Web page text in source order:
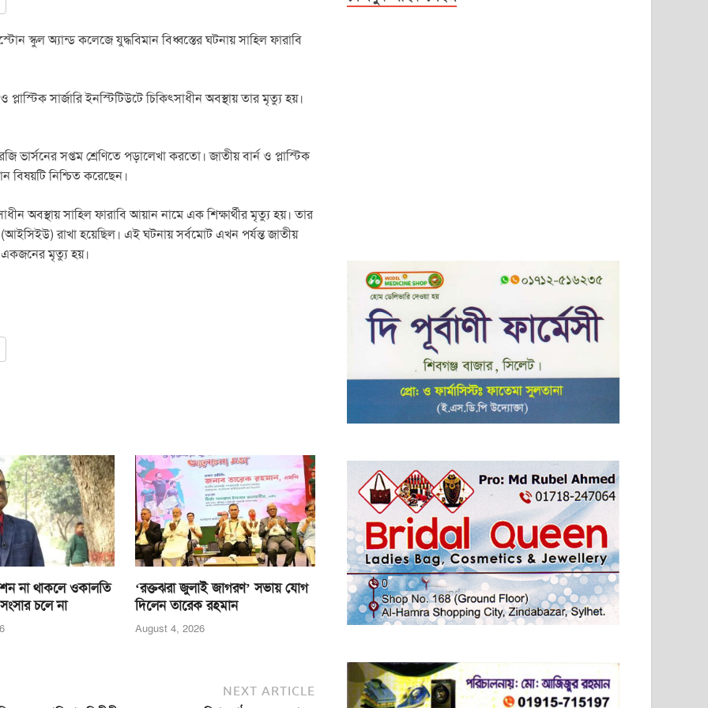
স্কুল অ্যান্ড কলেজে যুদ্ধবিমান বিধ্বস্তের ঘটনায় সাহিল ফারাবি
সার্জারি ইনস্টিটিউটে চিকিৎসাধীন অবস্থায় তার মৃত্যু হয়।
ভার্সনের সপ্তম শ্রেণিতে পড়ালেখা করতো। জাতীয় বার্ন ও প্লাস্টিক
বিষয়টি নিশ্চিত করেছেন।
অবস্থায় সাহিল ফারাবি আয়ান নামে এক শিক্ষার্থীর মৃত্যু হয়। তার
(আইসিইউ) রাখা হয়েছিল। এই ঘটনায় সর্বমোট এখন পর্যন্ত জাতীয়
একজনের মৃত্যু হয়।
না থাকলে ওকালতি
চলে না
‘রক্তঝরা জুলাই জাগরণ’ সভায় যোগ
দিলেন তারেক রহমান
August 4, 2026
NEXT ARTICLE